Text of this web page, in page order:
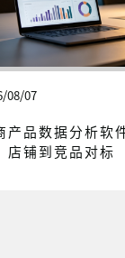
08/07
产品数据分析软
店铺到竞品对标